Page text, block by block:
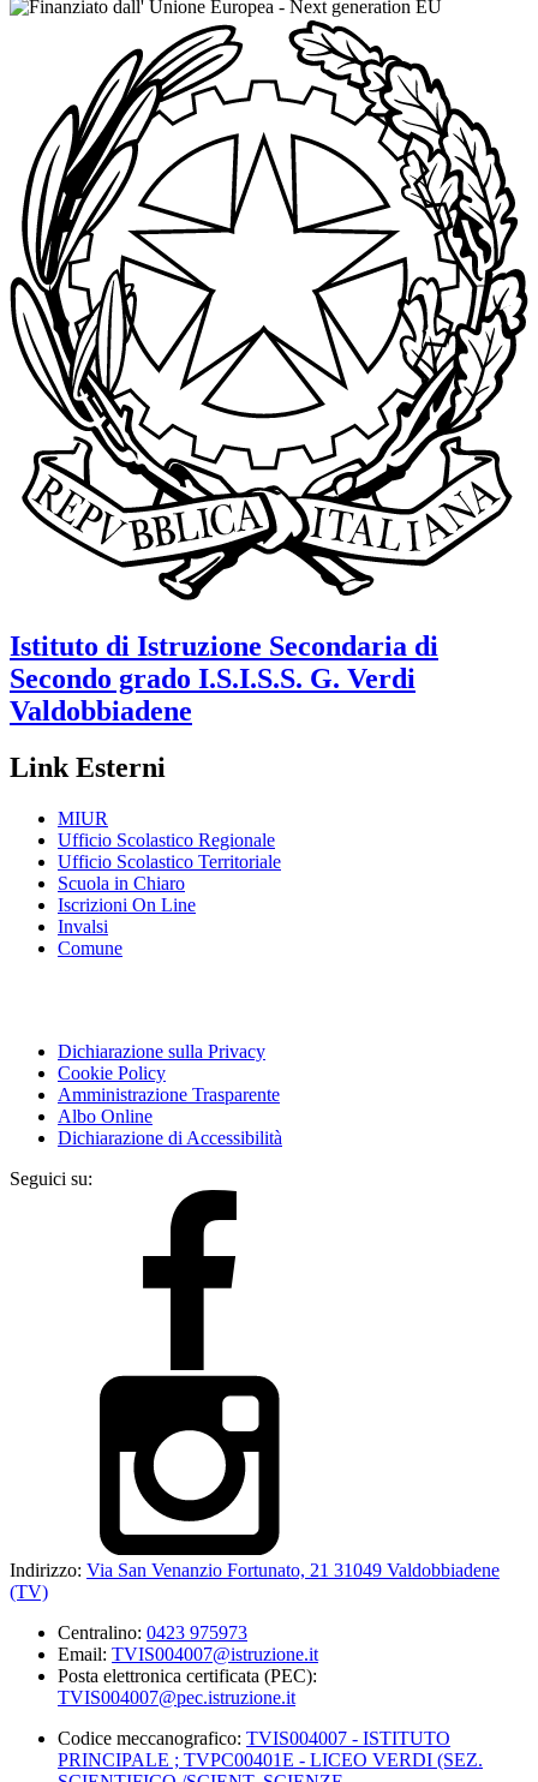
Istituto di Istruzione Secondaria di
Secondo grado I.S.I.S.S. G. Verdi
Valdobbiadene
Link Esterni
MIUR
Ufficio Scolastico Regionale
Ufficio Scolastico Territoriale
Scuola in Chiaro
Iscrizioni On Line
Invalsi
Comune
Dichiarazione sulla Privacy
Cookie Policy
Amministrazione Trasparente
Albo Online
Dichiarazione di Accessibilità
Seguici su:
Indirizzo: Via San Venanzio Fortunato, 21 31049 Valdobbiadene
(TV)
Centralino: 0423 975973
Email: TVIS004007@istruzione.it
Posta elettronica certificata (PEC):
TVIS004007@pec.istruzione.it
Codice meccanografico: TVIS004007 - ISTITUTO
PRINCIPALE ; TVPC00401E - LICEO VERDI (SEZ.